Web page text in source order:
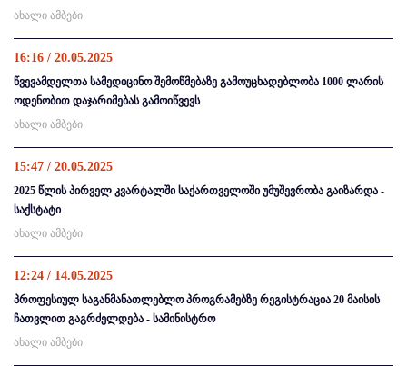
ახალი ამბები
16:16 / 20.05.2025
წვევამდელთა სამედიცინო შემოწმებაზე გამოუცხადებლობა 1000 ლარის
ოდენობით დაჯარიმებას გამოიწვევს
ახალი ამბები
15:47 / 20.05.2025
2025 წლის პირველ კვარტალში საქართველოში უმუშევრობა გაიზარდა -
საქსტატი
ახალი ამბები
12:24 / 14.05.2025
პროფესიულ საგანმანათლებლო პროგრამებზე რეგისტრაცია 20 მაისის
ჩათვლით გაგრძელდება - სამინისტრო
ახალი ამბები